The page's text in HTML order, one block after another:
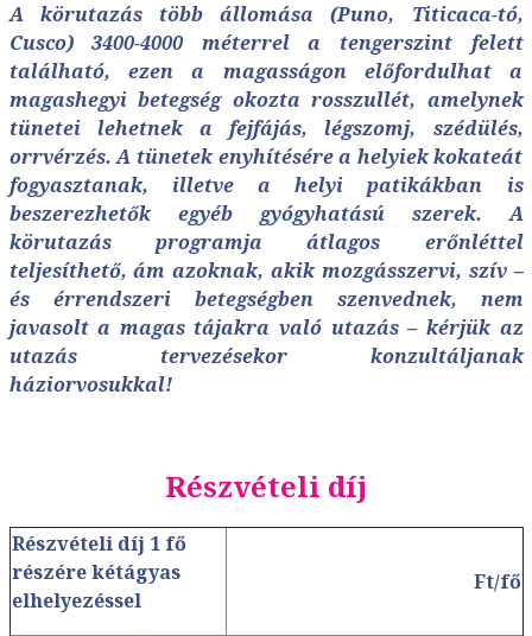
A körutazás több állomása (Puno, Titicaca-tó,
Cusco) 3400-4000 méterrel a tengerszint felett
található, ezen a magasságon előfordulhat a
magashegyi betegség okozta rosszullét, amelynek
tünetei lehetnek a fejfájás, légszomj, szédülés,
orrvérzés. A tünetek enyhítésére a helyiek kokateát
fogyasztanak, illetve a helyi patikákban is
beszerezhetők egyéb gyógyhatású szerek. A
körutazás programja átlagos erőnléttel
teljesíthető, ám azoknak, akik mozgásszervi, szív –
és érrendszeri betegségben szenvednek, nem
javasolt a magas tájakra való utazás – kérjük az
utazás tervezésekor konzultáljanak
háziorvosukkal!
Részvételi díj
Részvételi díj 1 fő
részére kétágyas
elhelyezéssel
Ft/fő